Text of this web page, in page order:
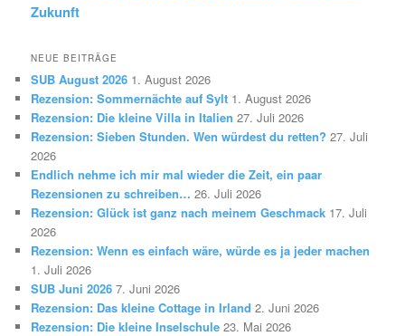
Zukunft
NEUE BEITRÄGE
SUB August 2026 1. August 2026
Rezension: Sommernächte auf Sylt 1. August 2026
Rezension: Die kleine Villa in Italien 27. Juli 2026
Rezension: Sieben Stunden. Wen würdest du retten? 27. Juli
2026
Endlich nehme ich mir mal wieder die Zeit, ein paar
Rezensionen zu schreiben… 26. Juli 2026
Rezension: Glück ist ganz nach meinem Geschmack 17. Juli
2026
Rezension: Wenn es einfach wäre, würde es ja jeder machen
1. Juli 2026
SUB Juni 2026 7. Juni 2026
Rezension: Das kleine Cottage in Irland 2. Juni 2026
Rezension: Die kleine Inselschule 23. Mai 2026